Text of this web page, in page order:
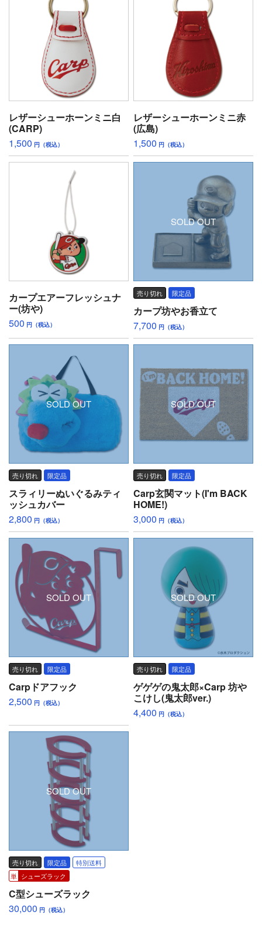
レザーシューホーンミニ白
(CARP)
1,500 円（税込）
レザーシューホーンミニ赤
(広島)
1,500 円（税込）
カープエアーフレッシュナ
ー(坊や)
500 円（税込）
SOLD OUT
売り切れ 限定品
カープ坊やお香立て
7,700 円（税込）
SOLD OUT
売り切れ 限定品
スラィリーぬいぐるみティ
ッシュカバー
2,800 円（税込）
SOLD OUT
売り切れ 限定品
Carp玄関マット(I'm BACK
HOME!)
3,000 円（税込）
SOLD OUT
売り切れ 限定品
Carpドアフック
2,500 円（税込）
SOLD OUT
売り切れ 限定品
ゲゲゲの鬼太郎×Carp 坊や
こけし(鬼太郎ver.)
4,400 円（税込）
SOLD OUT
売り切れ 限定品
特別送料
シューズラック
C型シューズラック
30,000 円（税込）